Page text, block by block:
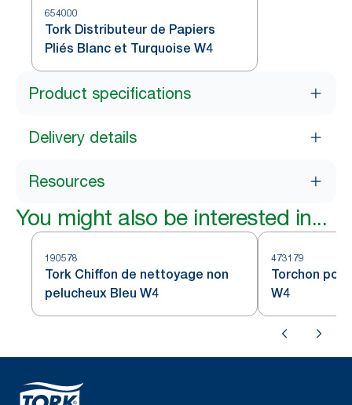
654000
Tork Distributeur de Papiers
Pliés Blanc et Turquoise W4
Product specifications
Delivery details
Resources
You might also be interested in...
190578
Tork Chiffon de nettoyage non
pelucheux Bleu W4
473179
Torchon
W4